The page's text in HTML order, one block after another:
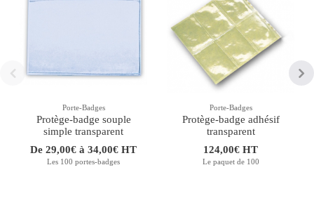
Porte-Badges
Protège-badge souple
simple transparent
De 29,00€ à 34,00€ HT
Les 100 portes-badges
Porte-Badges
Protège-badge adhésif
transparent
124,00€ HT
Le paquet de 100